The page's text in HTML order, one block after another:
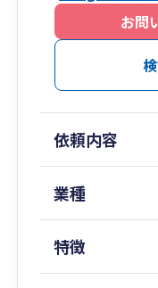
的に行います。
ています。
③銀行対応に強い
公認会計士とし
入の実績も豊富で
お問
依頼内容
業種
特徴